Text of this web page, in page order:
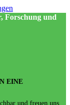
Forschung und
EINE
und freuen uns